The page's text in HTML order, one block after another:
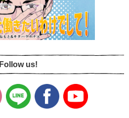
Follow us!